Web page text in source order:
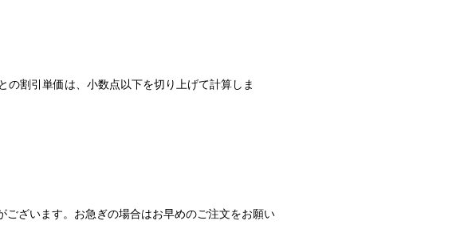
割引単価は、小数点以下を切り上げて計算しま
ざいます。お急ぎの場合はお早めのご注文をお願い